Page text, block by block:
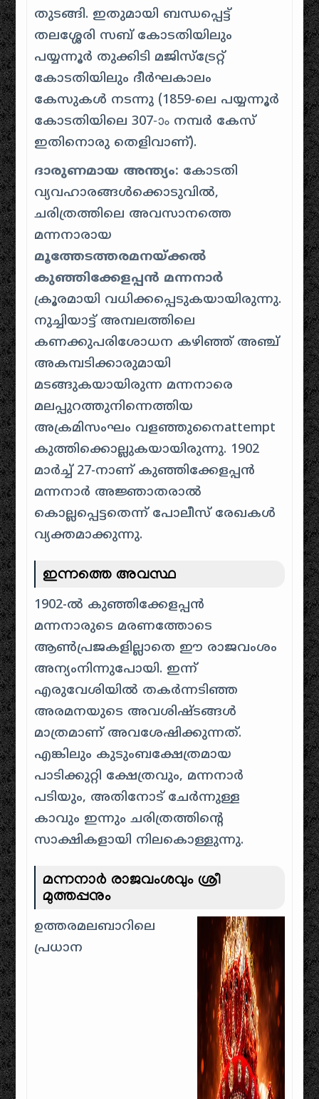
തുടങ്ങി. ഇതുമായി ബന്ധപ്പെട്ട്
തലശ്ശേരി സബ് കോടതിയിലും
പയ്യന്നൂർ തുക്കിടി മജിസ്‌ട്രേറ്റ്
കോടതിയിലും ദീർഘകാലം
കേസുകൾ നടന്നു (1859-ലെ പയ്യന്നൂർ
കോടതിയിലെ 307-ാം നമ്പർ കേസ്
ഇതിനൊരു തെളിവാണ്).
ദാരുണമായ അന്ത്യം: കോടതി
വ്യവഹാരങ്ങൾക്കൊടുവിൽ,
ചരിത്രത്തിലെ അവസാനത്തെ
മന്നനാരായ
മൂത്തേടത്തരമനയ്ക്കൽ
കുഞ്ഞിക്കേളപ്പൻ മന്നനാർ
ക്രൂരമായി വധിക്കപ്പെടുകയായിരുന്നു.
നുച്ചിയാട്ട് അമ്പലത്തിലെ
കണക്കുപരിശോധന കഴിഞ്ഞ് അഞ്ച്
അകമ്പടിക്കാരുമായി
മടങ്ങുകയായിരുന്ന മന്നനാരെ
മലപ്പുറത്തുനിന്നെത്തിയ
അക്രമിസംഘം വളഞ്ഞുനൈattempt
കുത്തിക്കൊല്ലുകയായിരുന്നു. 1902
മാർച്ച് 27-നാണ് കുഞ്ഞിക്കേളപ്പൻ
മന്നനാർ അജ്ഞാതരാൽ
കൊല്ലപ്പെട്ടതെന്ന് പോലീസ് രേഖകൾ
വ്യക്തമാക്കുന്നു.
ഇന്നത്തെ അവസ്ഥ
1902-ൽ കുഞ്ഞിക്കേളപ്പൻ
മന്നനാരുടെ മരണത്തോടെ
ആൺപ്രജകളില്ലാതെ ഈ രാജവംശം
അന്യംനിന്നുപോയി. ഇന്ന്
എരുവേശിയിൽ തകർന്നടിഞ്ഞ
അരമനയുടെ അവശിഷ്ടങ്ങൾ
മാത്രമാണ് അവശേഷിക്കുന്നത്.
എങ്കിലും കുടുംബക്ഷേത്രമായ
പാടിക്കുറ്റി ക്ഷേത്രവും, മന്നനാർ
പടിയും, അതിനോട് ചേർന്നുള്ള
കാവും ഇന്നും ചരിത്രത്തിന്റെ
സാക്ഷികളായി നിലകൊള്ളുന്നു.
മന്നനാർ രാജവംശവും ശ്രീ
മുത്തപ്പനും
ഉത്തരമലബാറിലെ
പ്രധാന